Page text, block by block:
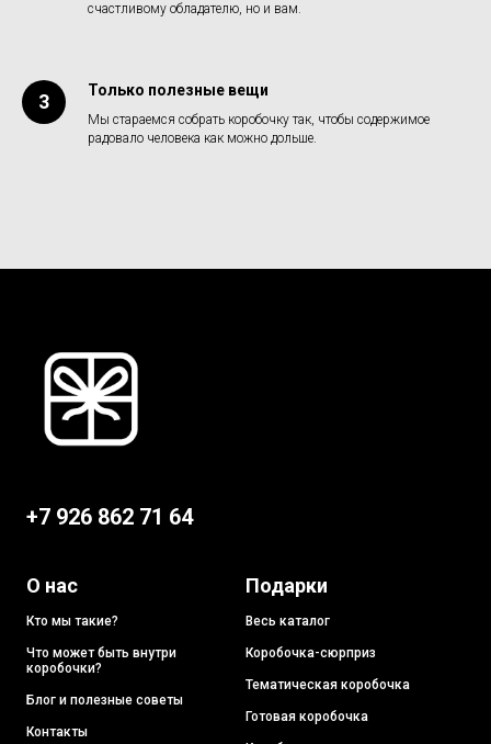
счастливому обладателю, но и вам.
Только полезные вещи
Мы стараемся собрать коробочку так, чтобы содержимое
радовало человека как можно дольше.
+7 926 862 71 64
О нас
Кто мы такие?
Что может быть внутри
коробочки?
Блог и полезные советы
Контакты
Подарки
Весь каталог
Коробочка-сюрприз
Тематическая коробочка
Готовая коробочка